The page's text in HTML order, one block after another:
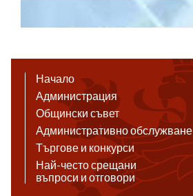
Начало
Администрация
Общински съвет
Административно обслужване
Търгове и конкурси
Най-често срещани
въпроси и отговори